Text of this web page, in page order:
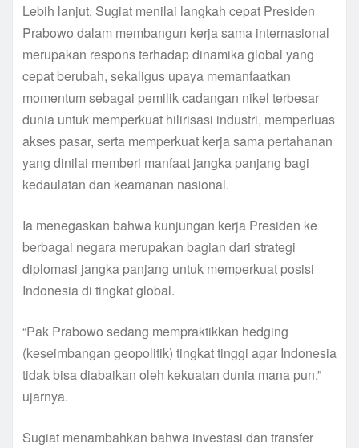
Lebih lanjut, Sugiat menilai langkah cepat Presiden
Prabowo dalam membangun kerja sama internasional
merupakan respons terhadap dinamika global yang
cepat berubah, sekaligus upaya memanfaatkan
momentum sebagai pemilik cadangan nikel terbesar
dunia untuk memperkuat hilirisasi industri, memperluas
akses pasar, serta memperkuat kerja sama pertahanan
yang dinilai memberi manfaat jangka panjang bagi
kedaulatan dan keamanan nasional.
Ia menegaskan bahwa kunjungan kerja Presiden ke
berbagai negara merupakan bagian dari strategi
diplomasi jangka panjang untuk memperkuat posisi
Indonesia di tingkat global.
“Pak Prabowo sedang mempraktikkan hedging
(keseimbangan geopolitik) tingkat tinggi agar Indonesia
tidak bisa diabaikan oleh kekuatan dunia mana pun,”
ujarnya.
Sugiat menambahkan bahwa investasi dan transfer